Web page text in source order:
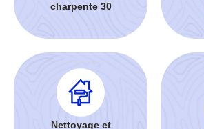
charpente 30
Nettoyage et